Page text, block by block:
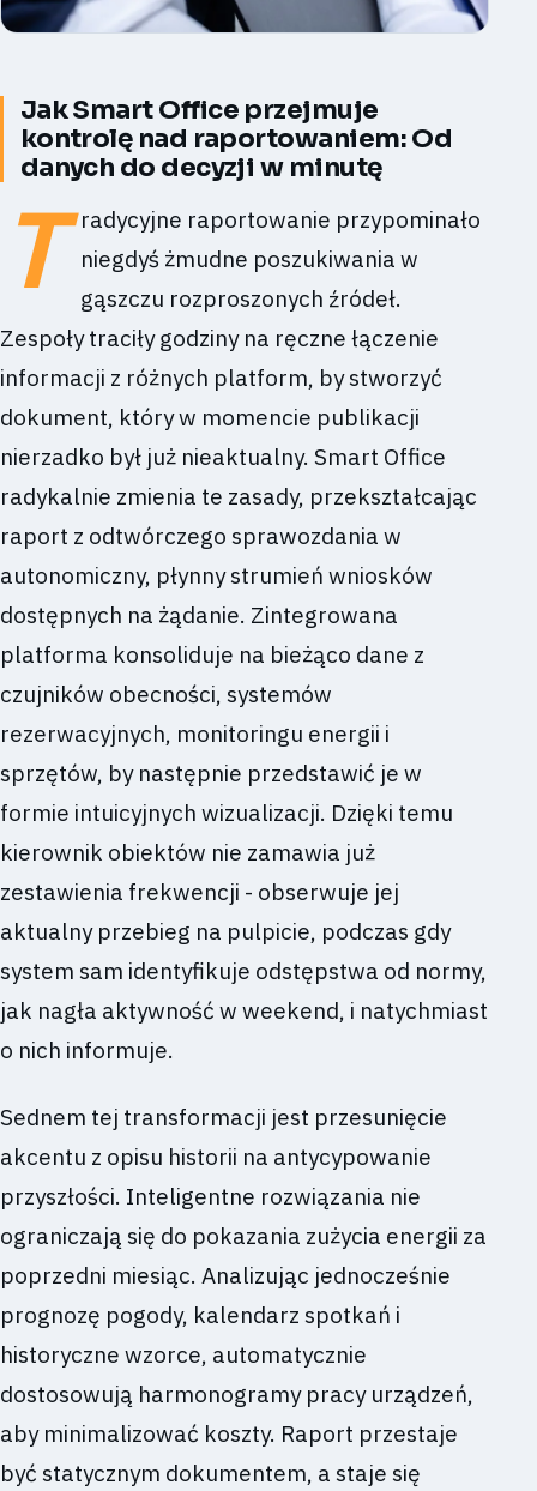
Jak Smart Office przejmuje
kontrolę nad raportowaniem: Od
danych do decyzji w minutę
T
radycyjne raportowanie przypominało
niegdyś żmudne poszukiwania w
gąszczu rozproszonych źródeł.
Zespoły traciły godziny na ręczne łączenie
informacji z różnych platform, by stworzyć
dokument, który w momencie publikacji
nierzadko był już nieaktualny. Smart Office
radykalnie zmienia te zasady, przekształcając
raport z odtwórczego sprawozdania w
autonomiczny, płynny strumień wniosków
dostępnych na żądanie. Zintegrowana
platforma konsoliduje na bieżąco dane z
czujników obecności, systemów
rezerwacyjnych, monitoringu energii i
sprzętów, by następnie przedstawić je w
formie intuicyjnych wizualizacji. Dzięki temu
kierownik obiektów nie zamawia już
zestawienia frekwencji - obserwuje jej
aktualny przebieg na pulpicie, podczas gdy
system sam identyfikuje odstępstwa od normy,
jak nagła aktywność w weekend, i natychmiast
o nich informuje.
Sednem tej transformacji jest przesunięcie
akcentu z opisu historii na antycypowanie
przyszłości. Inteligentne rozwiązania nie
ograniczają się do pokazania zużycia energii za
poprzedni miesiąc. Analizując jednocześnie
prognozę pogody, kalendarz spotkań i
historyczne wzorce, automatycznie
dostosowują harmonogramy pracy urządzeń,
aby minimalizować koszty. Raport przestaje
być statycznym dokumentem, a staje się